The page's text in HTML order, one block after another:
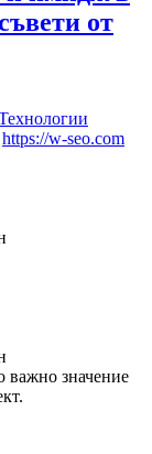
от
https://w-seo.com
важно значение